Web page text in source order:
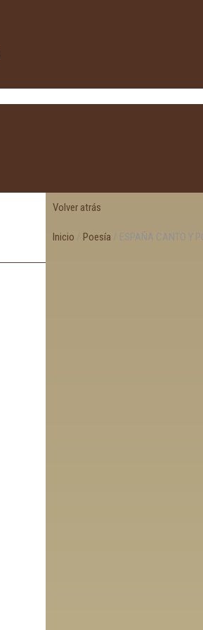
Volver atrás
Inicio / Poesía / ESPAÑA CANTO Y